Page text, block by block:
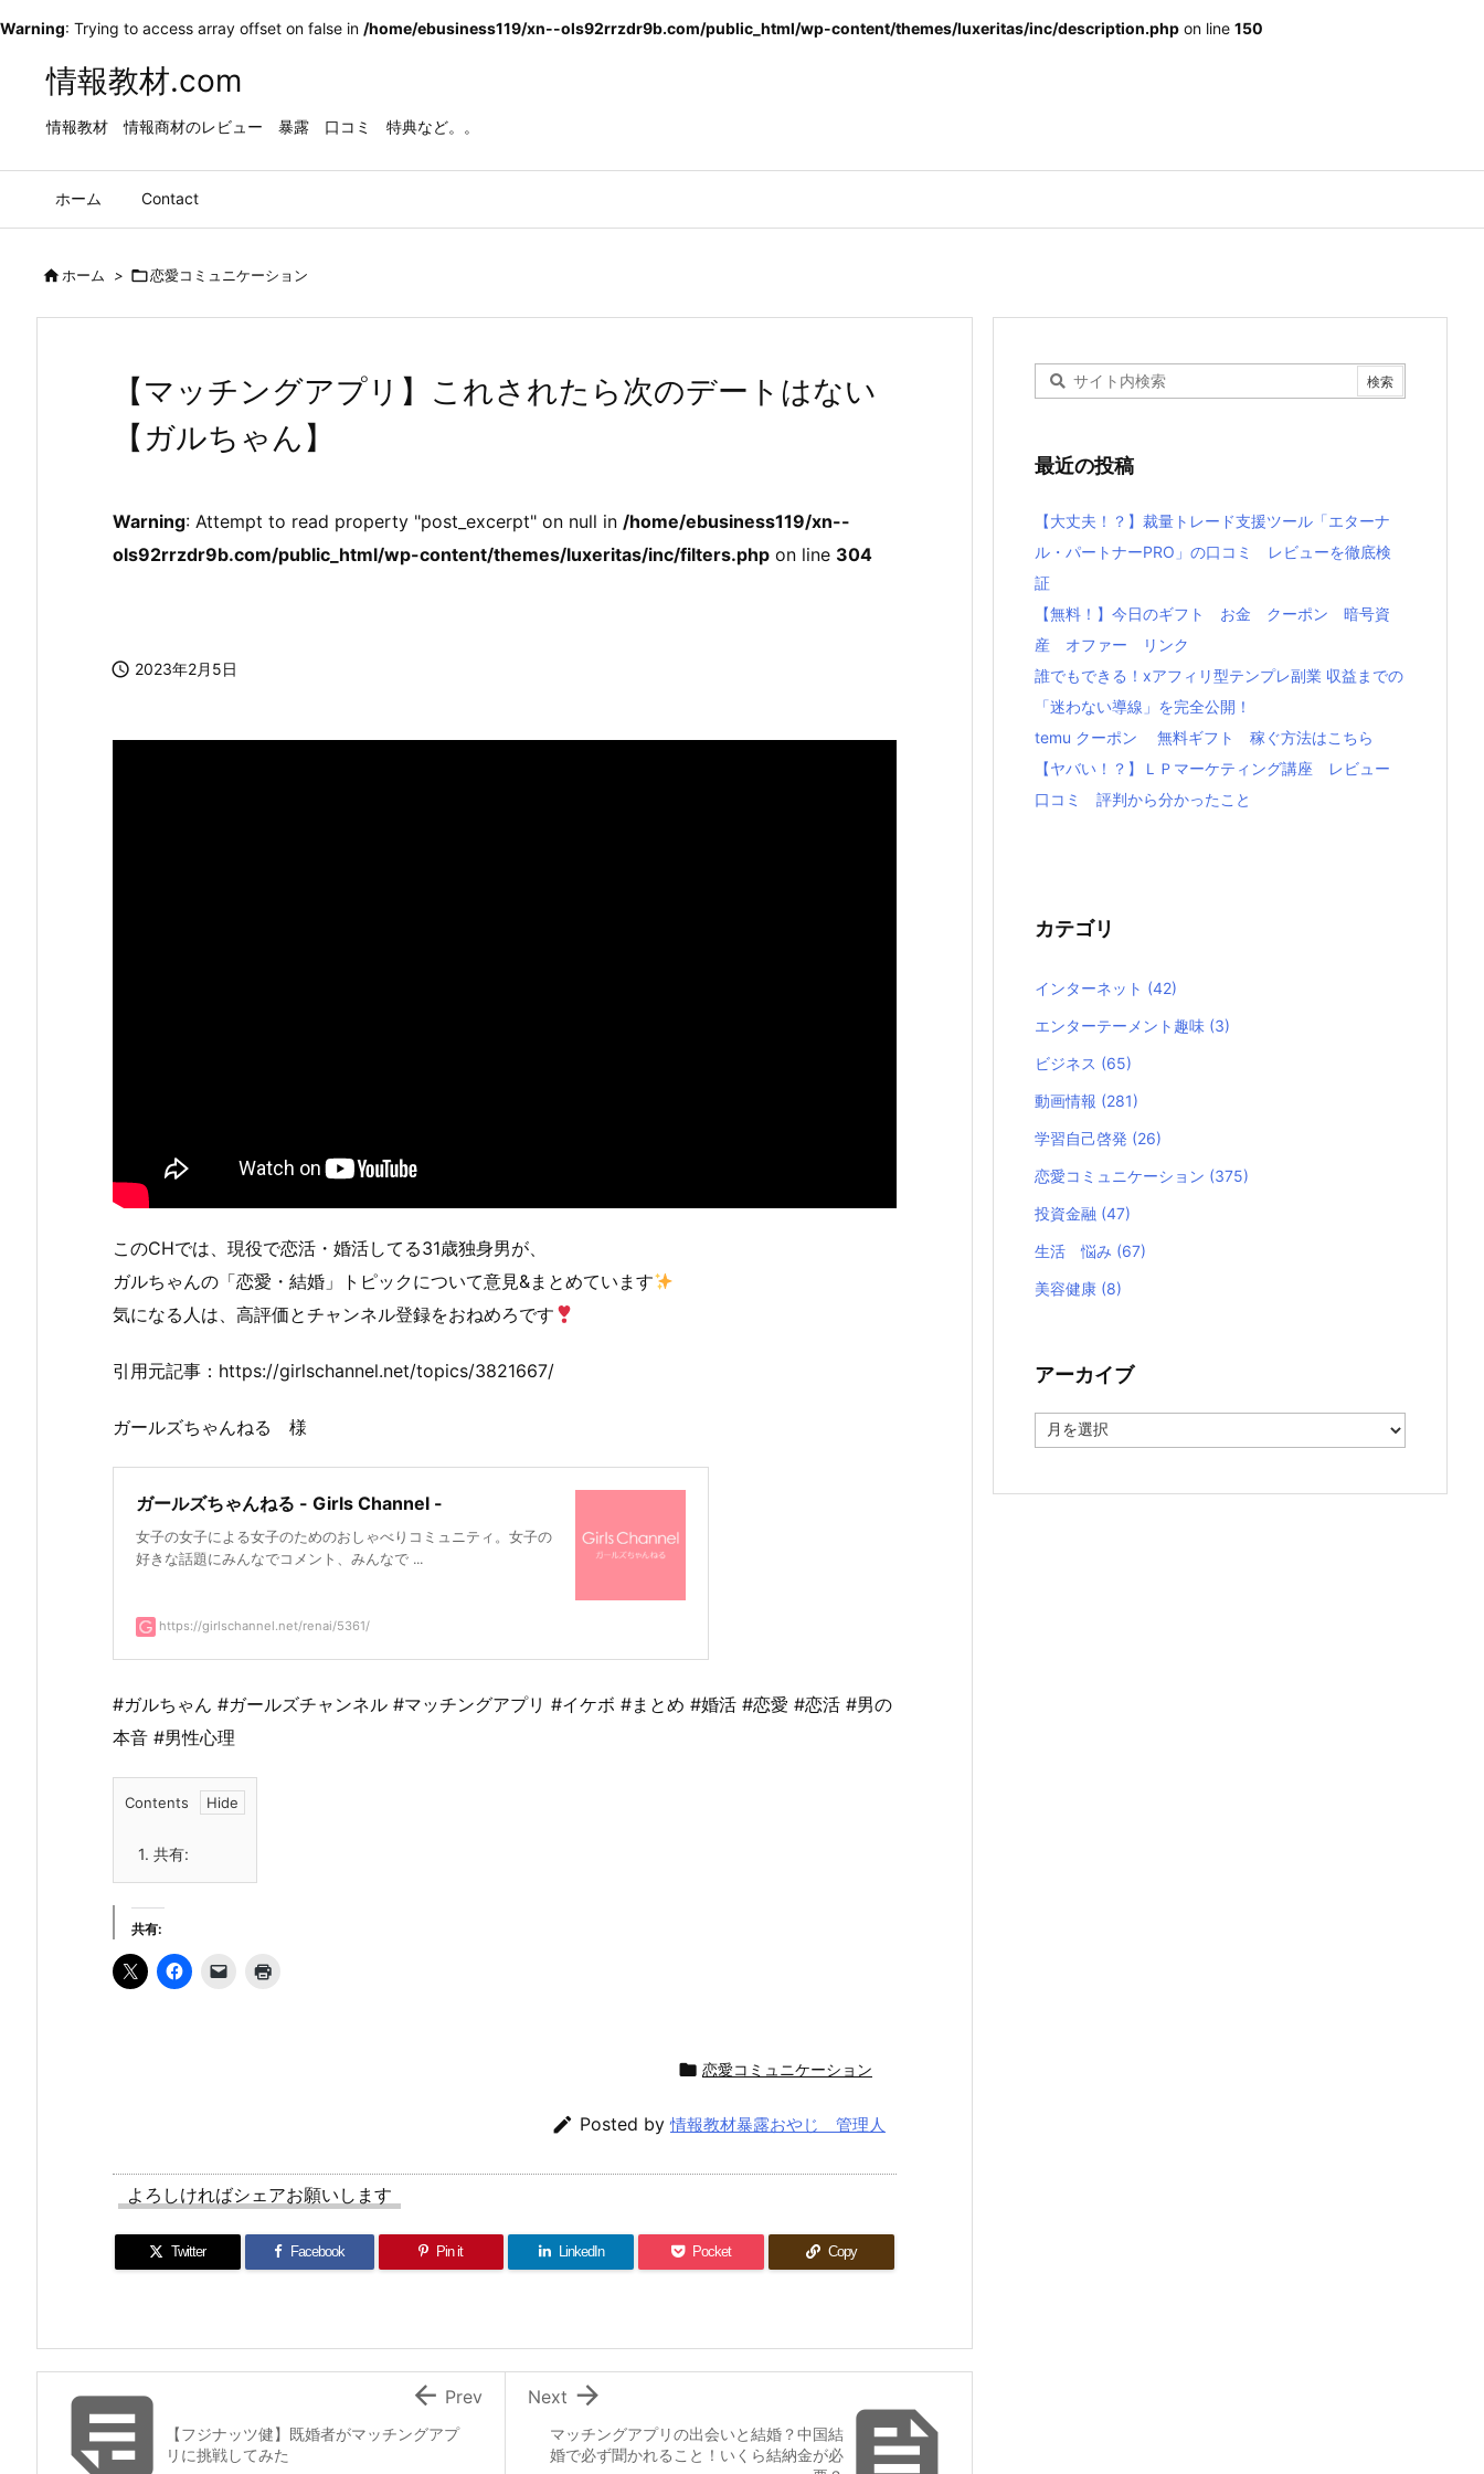
Warning: Trying to access array offset on false in /home/ebusiness119/xn--ols92rrzdr9b.com/public_html/wp-content/themes/luxeritas/inc/description.php on line 150
情報教材.com
情報教材 情報商材のレビュー 暴露 口コミ 特典など。。
ホーム Contact
ホーム > 恋愛コミュニケーション
【マッチングアプリ】これされたら次のデートはない
【ガルちゃん】
Warning: Attempt to read property "post_excerpt" on null in /home/ebusiness119/xn--
ols92rrzdr9b.com/public_html/wp-content/themes/luxeritas/inc/filters.php on line 304
 2023年2月5日
このCHでは、現役で恋活・婚活してる31歳独身男が、
ガルちゃんの「恋愛・結婚」トピックについて意見&まとめています
気になる人は、高評価とチャンネル登録をおねめろです
引用元記事：https://girlschannel.net/topics/3821667/
ガールズちゃんねる 様
ガールズちゃんねる - Girls Channel -
女子の女子による女子のためのおしゃべりコミュニティ。女子の
好きな話題にみんなでコメント、みんなで ...
https://girlschannel.net/renai/5361/
#ガルちゃん #ガールズチャンネル #マッチングアプリ #イケボ #まとめ #婚活 #恋愛 #恋活 #男の
本音 #男性心理
Contents
1. 共有:
共有:
 恋愛コミュニケーション
 Posted by情報教材暴露おやじ 管理人
よろしければシェアお願いします
Twitter Facebook Pin it LinkedIn Pocket Copy

マッチングアプリの出会いと結婚？中国結
婚で必ず聞かれること！いくら結納金が必

Next

【フジナッツ健】既婚者がマッチングアプ
リに挑戦してみた
 Prev
最近の投稿
【大丈夫！？】裁量トレード支援ツール「エターナ
ル・パートナーPRO」の口コミ レビューを徹底検
証
【無料！】今日のギフト お金 クーポン 暗号資
産 オファー リンク
誰でもできる！xアフィリ型テンプレ副業 収益までの
「迷わない導線」を完全公開！
temu クーポン 無料ギフト 稼ぐ方法はこちら
【ヤバい！？】ＬＰマーケティング講座 レビュー
口コミ 評判から分かったこと
カテゴリ
インターネット (42)
エンターテーメント趣味 (3)
ビジネス (65)
動画情報 (281)
学習自己啓発 (26)
恋愛コミュニケーション (375)
投資金融 (47)
生活 悩み (67)
美容健康 (8)
アーカイブ
ー